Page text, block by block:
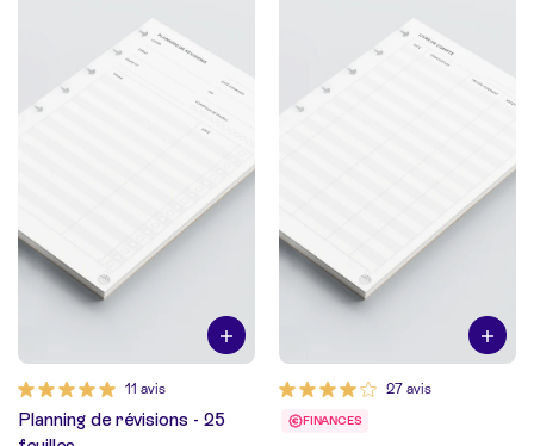
11 avis
Planning de révisions - 25
27 avis
FINANCES